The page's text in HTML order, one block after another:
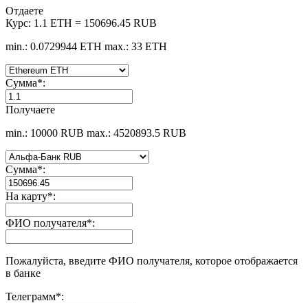
Отдаете
Курс: 1.1 ETH = 150696.45 RUB
min.: 0.0729944 ETH max.: 33 ETH
Сумма*:
Получаете
min.: 10000 RUB max.: 4520893.5 RUB
Сумма*:
На карту*:
ФИО получателя*:
Пожалуйста, введите ФИО получателя, которое отображается
в банке
Телеграмм*: